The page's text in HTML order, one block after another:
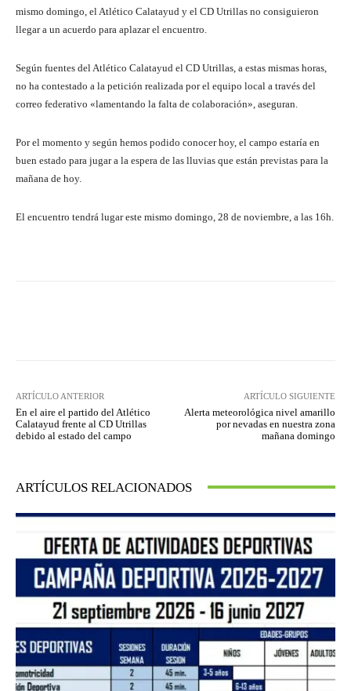
mismo domingo, el Atlético Calatayud y el CD Utrillas no consiguieron
llegar a un acuerdo para aplazar el encuentro.
Según fuentes del Atlético Calatayud el CD Utrillas, a estas mismas horas,
no ha contestado a la petición realizada por el equipo local a través del
correo federativo «lamentando la falta de colaboración», aseguran.
Por el momento y según hemos podido conocer hoy, el campo estaría en
buen estado para jugar a la espera de las lluvias que están previstas para la
mañana de hoy.
El encuentro tendrá lugar este mismo domingo, 28 de noviembre, a las 16h.
ARTÍCULO ANTERIOR
En el aire el partido del Atlético
Calatayud frente al CD Utrillas
debido al estado del campo
ARTÍCULO SIGUIENTE
Alerta meteorológica nivel amarillo
por nevadas en nuestra zona
mañana domingo
ARTÍCULOS RELACIONADOS